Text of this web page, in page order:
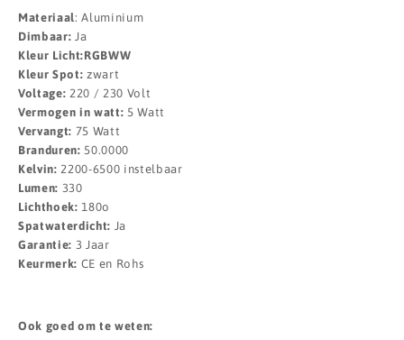
Materiaal: Aluminium
Dimbaar: Ja
Kleur Licht:RGBWW
Kleur Spot: zwart
Voltage: 220 / 230 Volt
Vermogen in watt: 5 Watt
Vervangt: 75 Watt
Branduren: 50.0000
Kelvin: 2200-6500 instelbaar
Lumen: 330
Lichthoek: 180o
Spatwaterdicht: Ja
Garantie: 3 Jaar
Keurmerk: CE en Rohs
Ook goed om te weten: